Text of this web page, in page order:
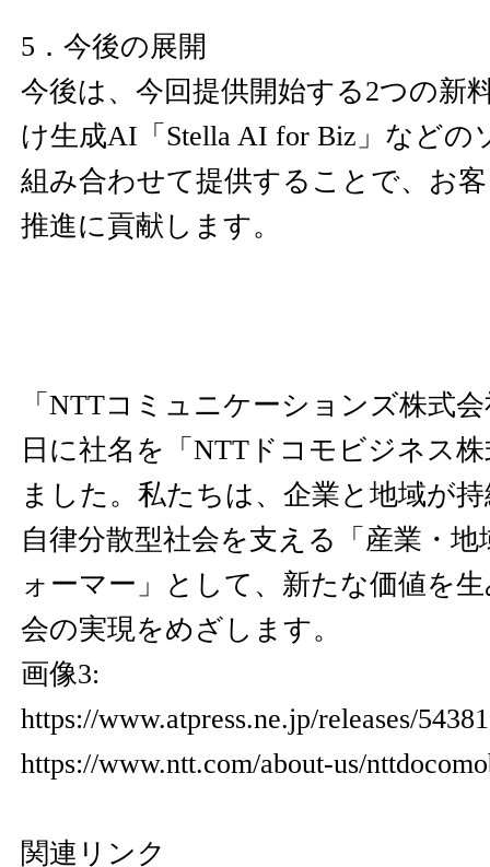
5．今後の展開
今後は、今回提供開始する2つの新
け生成AI「Stella AI for Biz」などの
組み合わせて提供することで、お
推進に貢献します。
「NTTコミュニケーションズ株式
日に社名を「NTTドコモビジネス
ました。私たちは、企業と地域が
自律分散型社会を支える「産業・
ォーマー」として、新たな価値を
会の実現をめざします。
画像3:
https://www.atpress.ne.jp/releases/
https://www.ntt.com/about-us/
関連リンク